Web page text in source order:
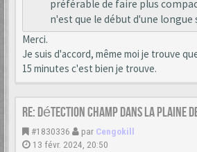
préférable de faire plus
n'est que le début d'une longue
Merci.
Je suis d'accord, même moi je trouve
15 minutes c'est bien je trouve.
Re: Détection champ dans la Plaine
#1830336 par Cengokill
13 févr. 2024, 20:50